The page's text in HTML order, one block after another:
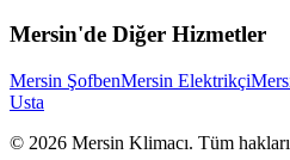
Mersin'de Diğer Hizmetler
Mersin ŞofbenMersin Elektrikçi
Usta
© 2026 Mersin Klimacı. Tüm hakları